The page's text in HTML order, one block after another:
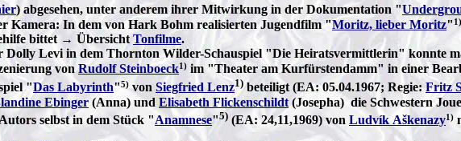
) abgesehen, unter anderem ihrer Mitwirkung in der Dokumentation "
Kamera: In dem von Hark Bohm realisierten Jugendfilm "Moritz, lieber Moritz" 1)
bittet → Übersicht Tonfilme.
Levi in dem Thornton Wilder-Schauspiel "Die Heiratsvermittlerin" konnte
vonRudolf Steinboeck1) im "Theater am Kurfürstendamm" in einer
"Das Labyrinth"5) von Siegfried Lenz1)beteiligt (EA: 05.04.1967; Regie: Fritz
Ebinger (Anna) und Elisabeth Flickenschildt (Josepha) die Schwestern
selbst in dem Stück "Anamnese"5) (EA: 24,11,1969) von Ludvík Aškenazy1)